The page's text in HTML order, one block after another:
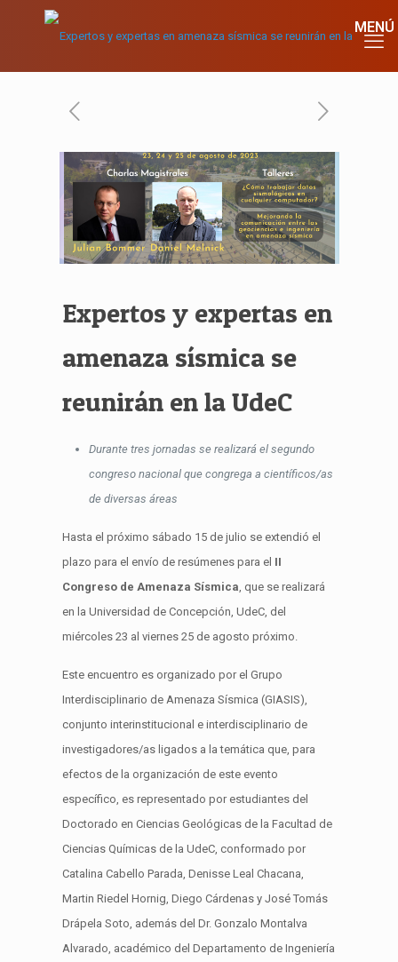
Expertos y expertas en
amenaza sísmica se
reunirán en la UdeC
Durante tres jornadas se realizará el segundo
congreso nacional que congrega a científicos/as
de diversas áreas
Hasta el próximo sábado 15 de julio se extendió el
plazo para el envío de resúmenes para el II
Congreso de Amenaza Sísmica, que se realizará
en la Universidad de Concepción, UdeC, del
miércoles 23 al viernes 25 de agosto próximo.
Este encuentro es organizado por el Grupo
Interdisciplinario de Amenaza Sísmica (GIASIS),
conjunto interinstitucional e interdisciplinario de
investigadores/as ligados a la temática que, para
efectos de la organización de este evento
específico, es representado por estudiantes del
Doctorado en Ciencias Geológicas de la Facultad de
Ciencias Químicas de la UdeC, conformado por
Catalina Cabello Parada, Denisse Leal Chacana,
Martin Riedel Hornig, Diego Cárdenas y José Tomás
Drápela Soto, además del Dr. Gonzalo Montalva
Alvarado, académico del Departamento de Ingeniería